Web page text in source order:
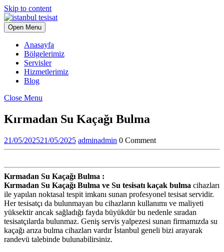
Skip to content
Open Menu
Anasayfa
Bölgelerimiz
Servisler
Hizmetlerimiz
Blog
Close Menu
Kırmadan Su Kaçağı Bulma
21/05/202521/05/2025 adminadmin 0 Comment
Kırmadan Su Kaçağı Bulma :
Kırmadan Su Kaçağı Bulma ve Su tesisatı kaçak bulma cihazları
ile yapılan noktasal tespit imkanı sunan profesyonel tesisat servidir.
Her tesisatçı da bulunmayan bu cihazların kullanımı ve maliyeti
yüksektir ancak sağladığı fayda büyükdür bu nedenle sıradan
tesisatçılarda bulunmaz. Geniş servis yalpezesi sunan firmamızda su
kaçağı arıza bulma cihazları vardır İstanbul geneli bizi arayarak
randevü talebinde bulunabilirsiniz.